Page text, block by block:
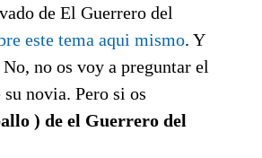
de El Guerrero del
este tema aqui mismo. Y
no os voy a preguntar el
novia. Pero si os
) de el Guerrero del